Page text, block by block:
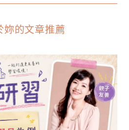
妳的文章推薦